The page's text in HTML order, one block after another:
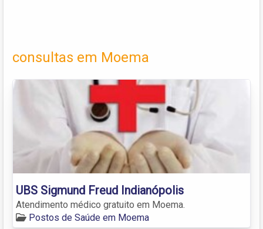
consultas em Moema
UBS Sigmund Freud Indianópolis
Atendimento médico gratuito em Moema.
Postos de Saúde em Moema